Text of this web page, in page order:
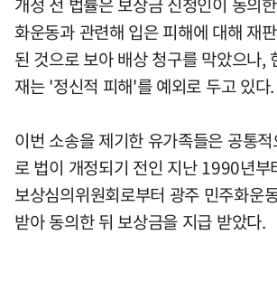
화운동과 관련해 입은 피해에 대해 재
된 것으로 보아 배상 청구를 막았으나,
재는 '정신적 피해'를 예외로 두고 있다.
이번 소송을 제기한 유가족들은 공통
로 법이 개정되기 전인 지난 1990년
보상심의위원회로부터 광주 민주화운
받아 동의한 뒤 보상금을 지급 받았다.